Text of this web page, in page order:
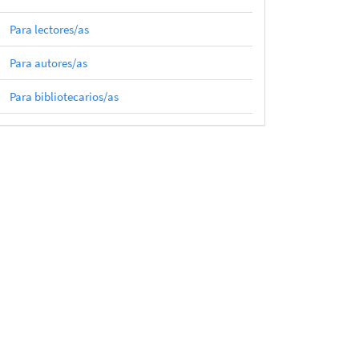
Para lectores/as
Para autores/as
Para bibliotecarios/as